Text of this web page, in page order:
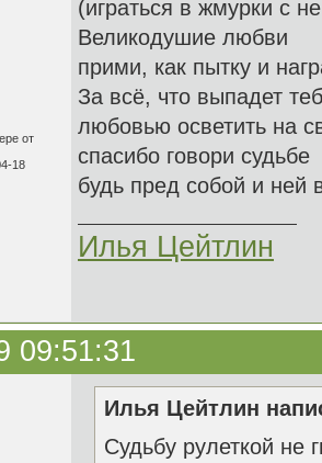
от
18
(играться в жмурки с
Великодушие любви
прими, как пытку и
За всё, что выпадет
любовью осветить на
спасибо говори судьбе
будь пред собой и ней
Илья Цейтлин
09:51:31
Илья Цейтлин
Судьбу рулеткой не